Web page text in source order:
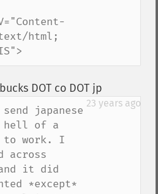
html;
DOT co DOT jp
23 years ago
japanese
hell of a
work. I
across
and it did
*except*